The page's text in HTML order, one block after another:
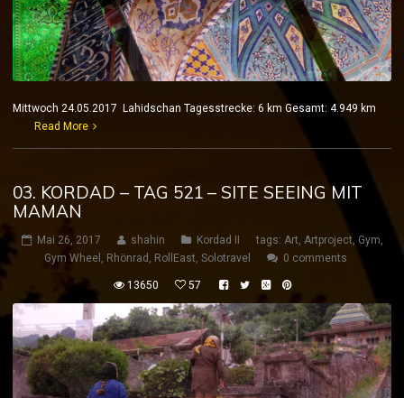
Mittwoch 24.05.2017 Lahidschan Tagesstrecke: 6 km Gesamt: 4.949 km
Read More
03. KORDAD – TAG 521 – SITE SEEING MIT
MAMAN
Mai 26, 2017 shahin Kordad II tags: Art, Artproject, Gym,
Gym Wheel , Rhönrad , RollEast, Solotravel 0 comments
13650 57